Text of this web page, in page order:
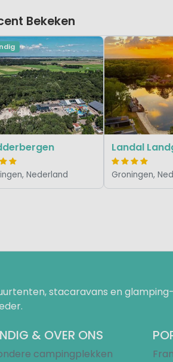
Bekeken
Nederland Groningen,
stacaravans en
& OVER ONS
campingplekken